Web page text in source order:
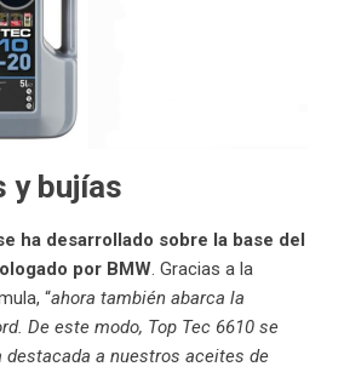
y bujías
ha desarrollado sobre la base del
por BMW . Gracias a la
“ahora también abarca la
De este modo, Top Tec 6610 se
destacada a nuestros aceites de